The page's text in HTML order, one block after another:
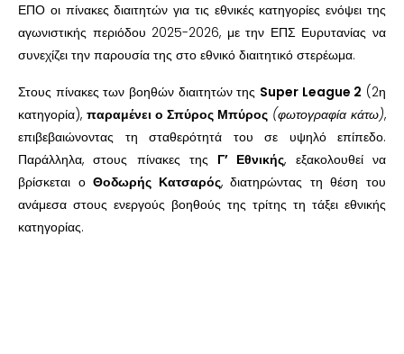
ΕΠΟ οι πίνακες διαιτητών για τις εθνικές κατηγορίες ενόψει της
αγωνιστικής περιόδου 2025-2026, με την ΕΠΣ Ευρυτανίας να
συνεχίζει την παρουσία της στο εθνικό διαιτητικό στερέωμα.
Στους πίνακες των βοηθών διαιτητών της Super League 2 (2η
κατηγορία), παραμένει ο Σπύρος Μπύρος (φωτογραφία κάτω),
επιβεβαιώνοντας τη σταθερότητά του σε υψηλό επίπεδο.
Παράλληλα, στους πίνακες της Γ’ Εθνικής, εξακολουθεί να
βρίσκεται οΘοδωρής Κατσαρός, διατηρώντας τη θέση του
ανάμεσα στους ενεργούς βοηθούς της τρίτης τη τάξει εθνικής
κατηγορίας.